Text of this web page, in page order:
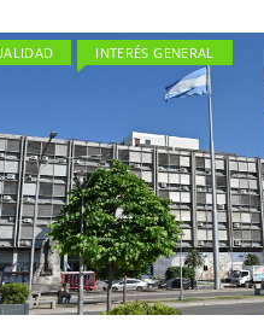
INTERÉS GENERAL